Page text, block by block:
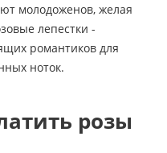
молодоженов, желая
лепестки -
романтиков для
ноток.
розы